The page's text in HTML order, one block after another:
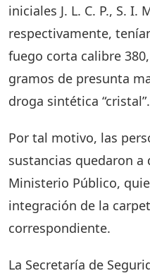
iniciales J. L. C. P., S. I.
respectivamente,
fuego corta calibre
gramos de presunta
droga sintética “cristal”.
Por tal motivo, las
sustancias quedaron
Ministerio Público,
integración de la
correspondiente.
La Secretaría de